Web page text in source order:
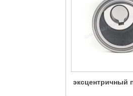
эксцентричный